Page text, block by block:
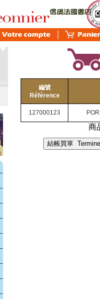
編號
Référence
127000123
商